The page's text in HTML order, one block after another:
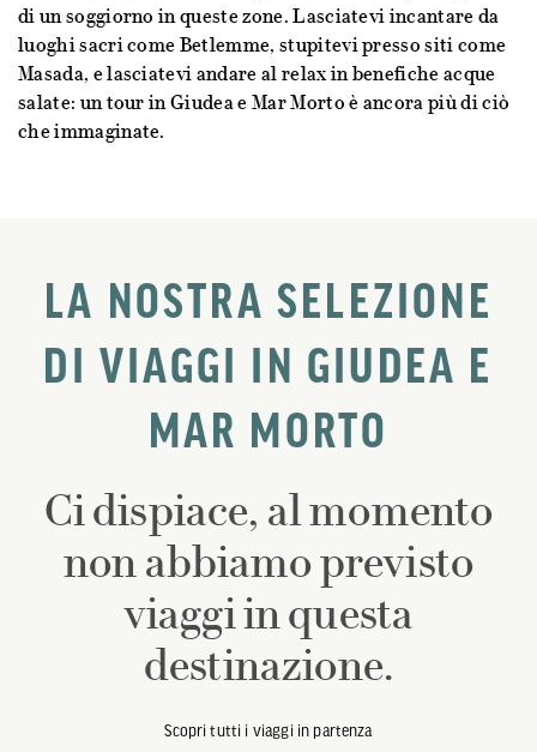
di un soggiorno in queste zone. Lasciatevi incantare da
luoghi sacri come Betlemme, stupitevi presso siti come
Masada, e lasciatevi andare al relax in benefiche acque
salate: un tour in Giudea e Mar Morto è ancora più di ciò
che immaginate.
LA NOSTRA SELEZIONE
DI VIAGGI IN GIUDEA E
MAR MORTO
Ci dispiace, al momento
non abbiamo previsto
viaggi in questa
destinazione.
Scopri tutti i viaggi in partenza